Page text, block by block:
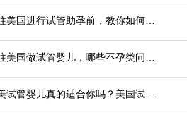
前往美国进行试管助孕前，教你如何攻破最难的“医疗签证”
前往美国做试管婴儿，哪些不孕类问题做试管婴儿成功率更高
赴美试管婴儿真的适合你吗？美国试管婴儿价格表一览